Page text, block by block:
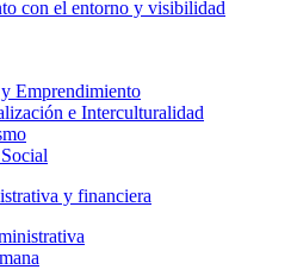
con el entorno y visibilidad
Emprendimiento
e Interculturalidad
y financiera